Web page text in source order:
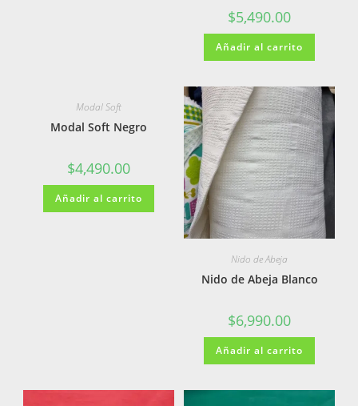
$5,490.00
Añadir al carrito
Modal Soft
Modal Soft Negro
$4,490.00
Añadir al carrito
Nido de Abeja
Nido de Abeja Blanco
$6,990.00
Añadir al carrito